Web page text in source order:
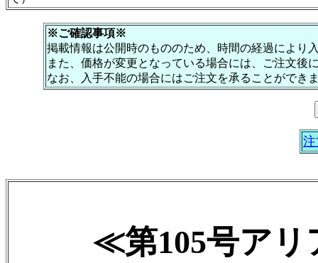
※ご確認事項※
掲載情報は公開時のもののため、時間の経過により
また、価格が変更となっている場合には、ご注文後
なお、入手不能の場合にはご注文を承ることができ
≪第105号アリ